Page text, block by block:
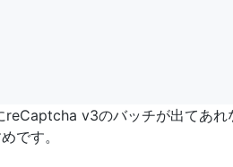
v3のバッチが出てあれ
です。